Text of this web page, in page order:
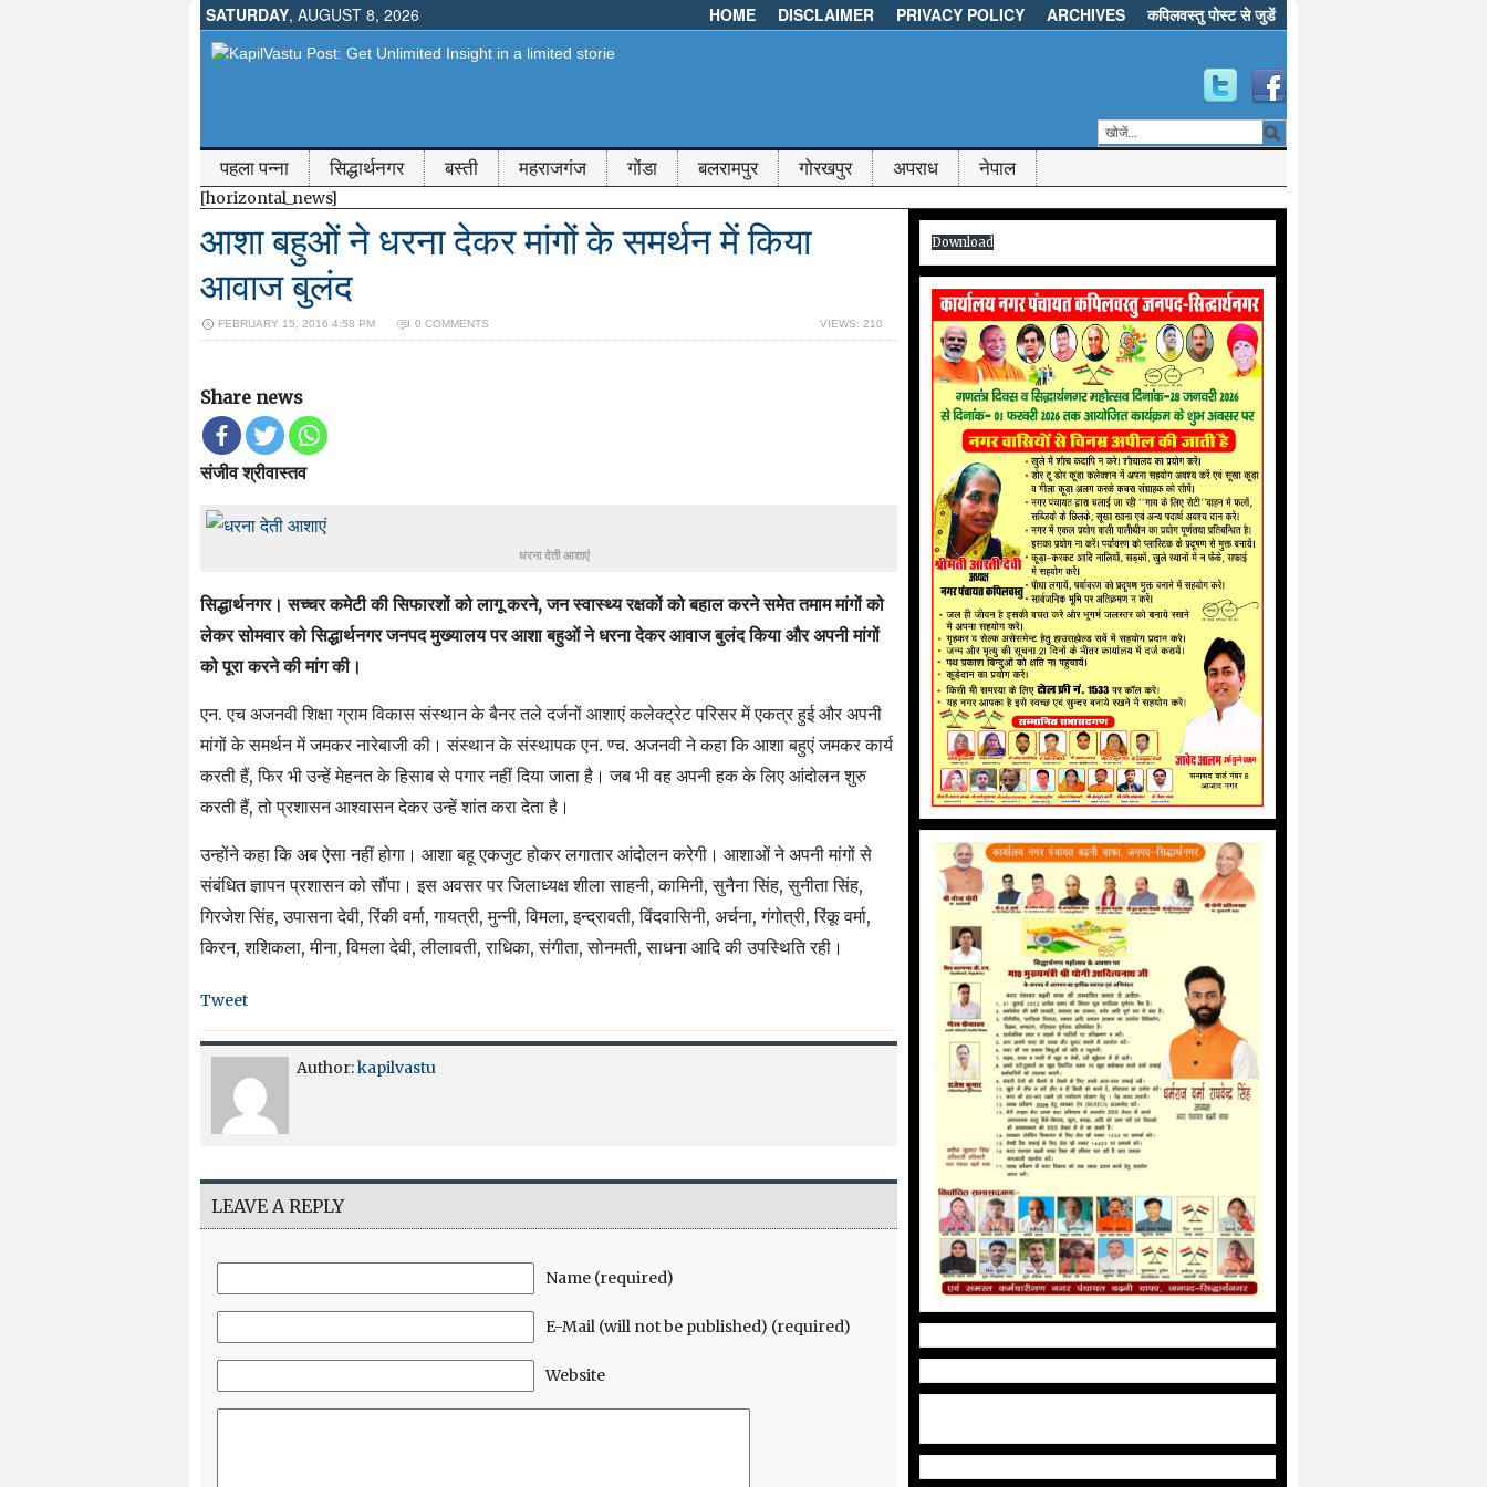
SATURDAY, AUGUST 8, 2026 HOME DISCLAIMER PRIVACY POLICY ARCHIVES कपिलवस्तु पोस्ट से जुडें
पहला पन्ना सिद्धार्थनगर बस्ती महराजगंज गोंडा बलरामपुर गोरखपुर अपराध नेपाल
[horizontal_news]
आशा बहुओं ने धरना देकर मांगों के समर्थन में किया
आवाज बुलंद
FEBRUARY 15, 2016 4:58 PM 0 COMMENTS VIEWS: 210
Share news
संजीव श्रीवास्तव
धरना देती आशाएं
सिद्धार्थनगर। सच्चर कमेटी की सिफारशों को लागू करने, जन स्वास्थ्य रक्षकों को बहाल करने समेेत तमाम मांगों को
लेकर सोमवार को सिद्धार्थनगर जनपद मुख्यालय पर आशा बहुओं ने धरना देकर आवाज बुलंद किया और अपनी मांगों
को पूरा करने की मांग की।
एन. एच अजनवी शिक्षा ग्राम विकास संस्थान के बैनर तले दर्जनों आशाएं कलेक्ट्रेट परिसर में एकत्र हुई और अपनी
मांगों के समर्थन में जमकर नारेबाजी की। संस्थान के संस्थापक एन. ण्च. अजनवी ने कहा कि आशा बहुएं जमकर कार्य
करती हैं, फिर भी उन्हें मेहनत के हिसाब से पगार नहीं दिया जाता है। जब भी वह अपनी हक के लिए आंदोलन शुरु
करती हैं, तो प्रशासन आश्वासन देकर उन्हें शांत करा देता है।
उन्होंने कहा कि अब ऐसा नहीं होगा। आशा बहू एकजुट होकर लगातार आंदोलन करेगी। आशाओं ने अपनी मांगों से
संबंधित ज्ञापन प्रशासन को सौंपा। इस अवसर पर जिलाध्यक्ष शीला साहनी, कामिनी, सुनैना सिंह, सुनीता सिंह,
गिरजेश सिंह, उपासना देवी, रिंकी वर्मा, गायत्री, मुन्नी, विमला, इन्द्रावती, विंदवासिनी, अर्चना, गंगोत्री, रिंकू वर्मा,
किरन, शशिकला, मीना, विमला देवी, लीलावती, राधिका, संगीता, सोनमती, साधना आदि की उपस्थिति रही।
Tweet
Author:kapilvastu
LEAVE A REPLY
Name (required)
E-Mail (will not be published) (required)
Website
Download